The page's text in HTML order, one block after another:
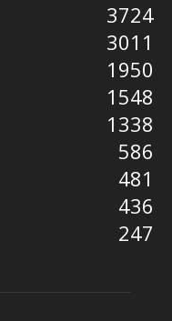
3724
3011
1950
1548
1338
586
481
436
247